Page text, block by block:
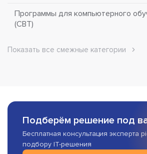
Программы для компьютерного
(CBT)
Показать все смежные категории
Подберём решение под
Бесплатная консультация эксперта
подбору IT-решения